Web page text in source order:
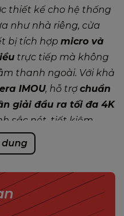
thiết kế cho hệ thống
như nhà riêng, cửa
bị tích hợp micro và
trực tiếp mà không
thanh ngoài. Với khả
IMOU, hỗ trợ chuẩn
giải đầu ra tối đa 4K
sắc nét, tiết kiệm
lưu trữ.
N110
IP
– Phù hợp
đình hoặc văn
dung